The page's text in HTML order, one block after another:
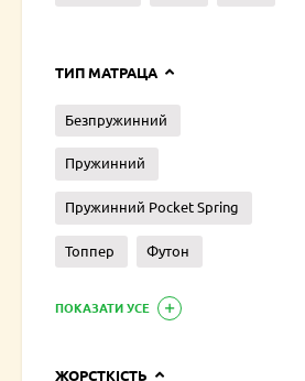
ТИП МАТРАЦА
Безпружинний
Пружинний
Пружинний Pocket Spring
Топпер Футон
ПОКАЗАТИ УСЕ
ЖОРСТКІСТЬ